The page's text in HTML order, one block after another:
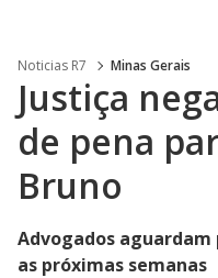
Noticias R7 Minas Gerais
Justiça
de pena
Bruno
Advogados
as próximas semanas